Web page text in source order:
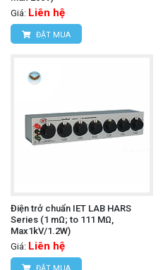
Giá: Liên hệ
ĐẶT MUA
Điện trở chuẩn IET LAB HARS
Series (1 mΩ; to 111 MΩ,
Max1kV/1.2W)
Giá: Liên hệ